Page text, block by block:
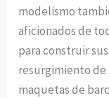
modelismo
aficionados de
para construir
resurgimiento de
maquetas de